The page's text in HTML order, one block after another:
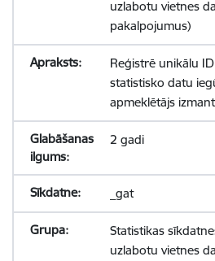
uzlabotu vietnes
pakalpojumus)
Reģistrē unikālu
statistisko datu
apmeklētājs
2 gadi
_gat
Statistikas
uzlabotu vietnes